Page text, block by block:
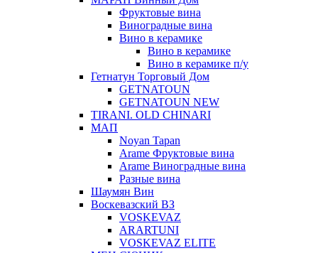
Фруктовые вина
Виноградные вина
Вино в керамике
Вино в керамике
Вино в керамике п/у
Гетнатун Торговый Дом
GETNATOUN
GETNATOUN NEW
TIRANI. OLD CHINARI
МАП
Noyan Tapan
Arame Фруктовые вина
Arame Виноградные вина
Разные вина
Шаумян Вин
Воскевазский ВЗ
VOSKEVAZ
ARARTUNI
VOSKEVAZ ELITE